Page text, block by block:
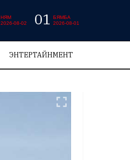
НЯМ
2026-08-02
01
БЯМБА
2026-08-01
ЭНТЕРТАЙНМЕНТ